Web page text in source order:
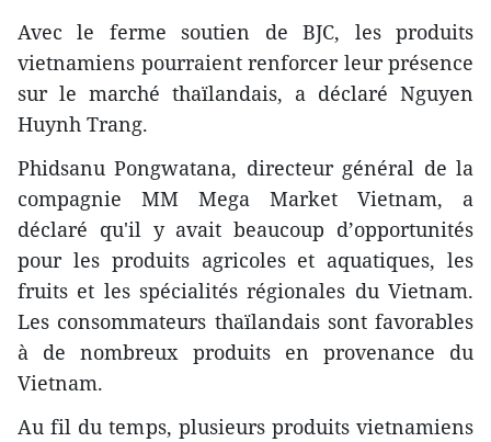
Avec le ferme soutien de BJC, les produits
vietnamiens pourraient renforcer leur présence
sur le marché thaïlandais, a déclaré Nguyen
Huynh Trang.
Phidsanu Pongwatana, directeur général de la
compagnie MM Mega Market Vietnam, a
déclaré qu'il y avait beaucoup d’opportunités
pour les produits agricoles et aquatiques, les
fruits et les spécialités régionales du Vietnam.
Les consommateurs thaïlandais sont favorables
à de nombreux produits en provenance du
Vietnam.
Au fil du temps, plusieurs produits vietnamiens